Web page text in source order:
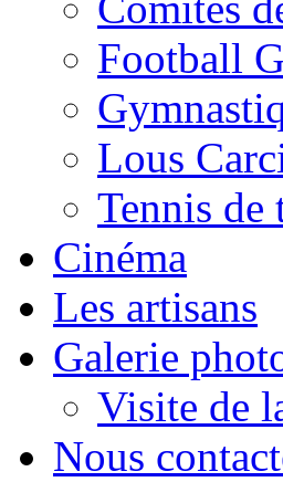
Football
Lous
Tennis de
Cinéma
Les artisans
Galerie
Visite de
Nous